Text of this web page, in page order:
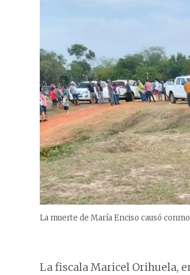
La muerte de María Enciso causó
La fiscala Maricel Orihuela,